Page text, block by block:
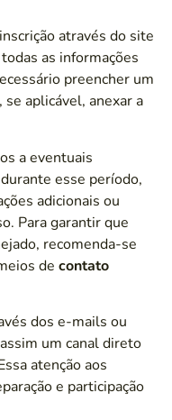
através do site
as informações
preencher um
aplicável, anexar a
a eventuais
esse período,
adicionais ou
Para garantir que
recomenda-se
de contato
dos e-mails ou
um canal direto
atenção aos
e participação